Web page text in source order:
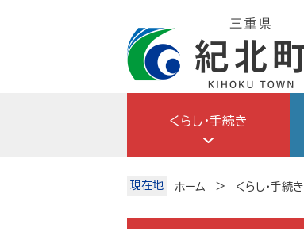
くらし・手続き
現在地 ホーム くらし・手続き